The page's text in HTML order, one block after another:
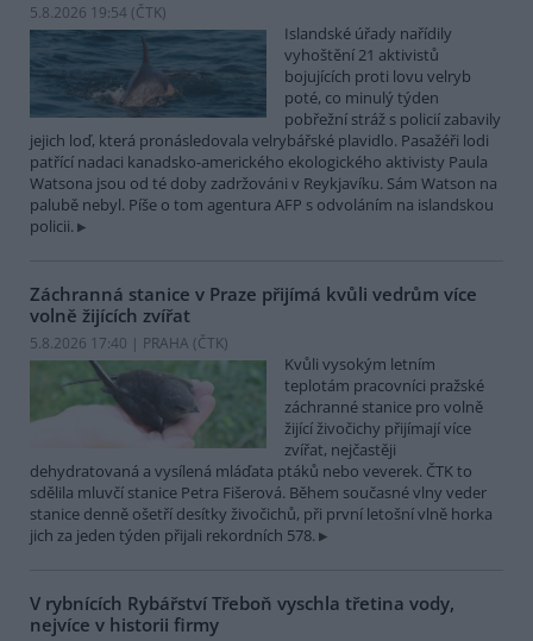
5.8.2026 19:54 (ČTK)
Islandské úřady nařídily
vyhoštění 21 aktivistů
bojujících proti lovu velryb
poté, co minulý týden
pobřežní stráž s policií zabavily
jejich loď, která pronásledovala velrybářské plavidlo. Pasažéři lodi
patřící nadaci kanadsko-amerického ekologického aktivisty Paula
Watsona jsou od té doby zadržováni v Reykjavíku. Sám Watson na
palubě nebyl. Píše o tom agentura AFP s odvoláním na islandskou
policii.
Záchranná stanice v Praze přijímá kvůli vedrům více
volně žijících zvířat
5.8.2026 17:40 | PRAHA (ČTK)
Kvůli vysokým letním
teplotám pracovníci pražské
záchranné stanice pro volně
žijící živočichy přijímají více
zvířat, nejčastěji
dehydratovaná a vysílená mláďata ptáků nebo veverek. ČTK to
sdělila mluvčí stanice Petra Fišerová. Během současné vlny veder
stanice denně ošetří desítky živočichů, při první letošní vlně horka
jich za jeden týden přijali rekordních 578.
V rybnících Rybářství Třeboň vyschla třetina vody,
nejvíce v historii firmy